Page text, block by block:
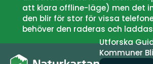
att klara offline-läge) men det
den blir för stor för vissa
behöver den raderas och
Utforska
Kommuner